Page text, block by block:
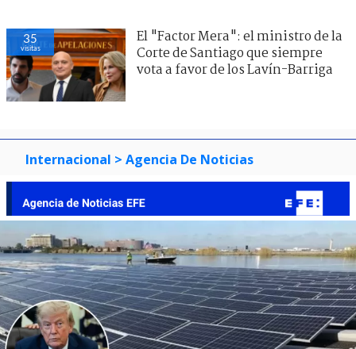
35
visitas
El "Factor Mera": el ministro de la
Corte de Santiago que siempre
vota a favor de los Lavín-Barriga
Internacional > Agencia De Noticias